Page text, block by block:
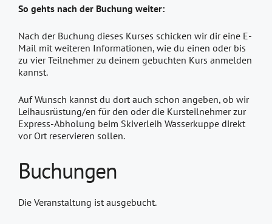
So gehts nach der Buchung weiter:
Nach der Buchung dieses Kurses schicken wir dir eine E-
Mail mit weiteren Informationen, wie du einen oder bis
zu vier Teilnehmer zu deinem gebuchten Kurs anmelden
kannst.
Auf Wunsch kannst du dort auch schon angeben, ob wir
Leihausrüstung/en für den oder die Kursteilnehmer zur
Express-Abholung beim Skiverleih Wasserkuppe direkt
vor Ort reservieren sollen.
Buchungen
Die Veranstaltung ist ausgebucht.